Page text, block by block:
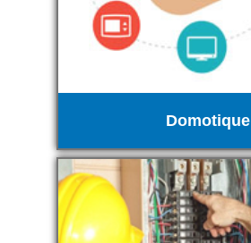
Domotique